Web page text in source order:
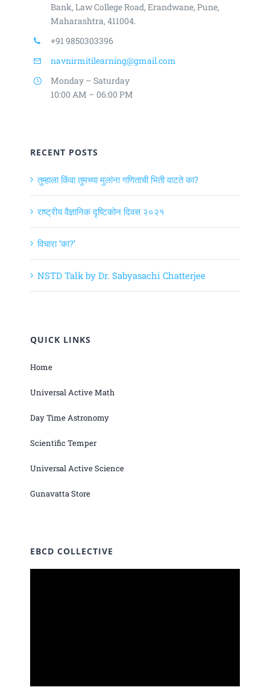
Bank, Law College Road, Erandwane, Pune,
Maharashtra, 411004.
+91 9850303396
navnirmitilearning@gmail.com
Monday – Saturday
10:00 AM – 06:00 PM
RECENT POSTS
तुम्हाला किंवा तुमच्या मुलांना गणिताची भिती वाटते का?
राष्ट्रीय वैज्ञानिक दृष्टिकोन दिवस २०२१
विचारा ‘का?’
NSTD Talk by Dr. Sabyasachi Chatterjee
QUICK LINKS
Home
Universal Active Math
Day Time Astronomy
Scientific Temper
Universal Active Science
Gunavatta Store
EBCD COLLECTIVE